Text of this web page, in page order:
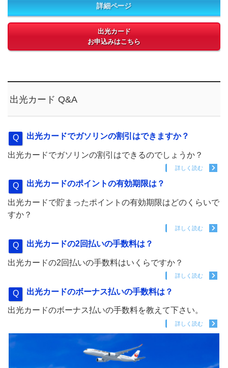
詳細ページ
出光カード
お申込みはこちら
出光カード Q&A
出光カードでガソリンの割引はできますか？
出光カードでガソリンの割引はできるのでしょうか？
詳しく読む
出光カードのポイントの有効期限は？
出光カードで貯まったポイントの有効期限はどのくらいで
すか？
詳しく読む
出光カードの2回払いの手数料は？
出光カードの2回払いの手数料はいくらですか？
詳しく読む
出光カードのボーナス払いの手数料は？
出光カードのボーナス払いの手数料を教えて下さい。
詳しく読む